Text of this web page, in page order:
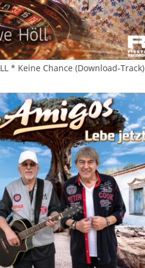
* Keine Chance (Download-Track)